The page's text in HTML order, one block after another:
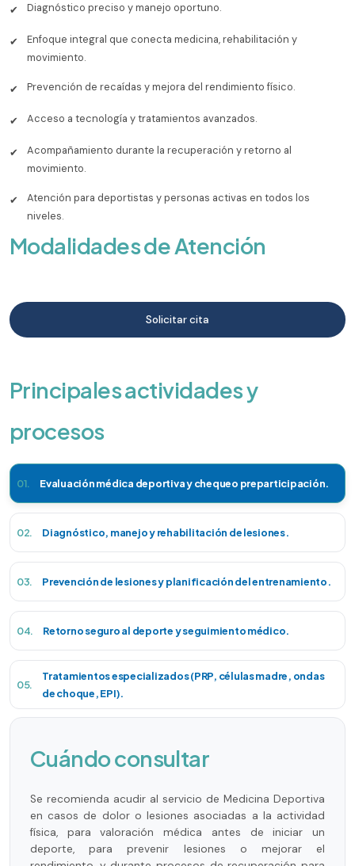
✔ Diagnóstico preciso y manejo oportuno.
✔
Enfoque integral que conecta medicina, rehabilitación y
movimiento.
✔ Prevención de recaídas y mejora del rendimiento físico.
✔ Acceso a tecnología y tratamientos avanzados.
✔
Acompañamiento durante la recuperación y retorno al
movimiento.
✔
Atención para deportistas y personas activas en todos los
niveles.
Modalidades de Atención
Solicitar cita
Principales actividades y
procesos
01. Evaluación médica deportiva y chequeo preparticipación.
02. Diagnóstico, manejo y rehabilitación de lesiones.
03. Prevención de lesiones y planificación del entrenamiento.
04. Retorno seguro al deporte y seguimiento médico.
05.
Tratamientos especializados (PRP, células madre, ondas
de choque, EPI).
Cuándo consultar
Se recomienda acudir al servicio de Medicina Deportiva
en casos de dolor o lesiones asociadas a la actividad
física, para valoración médica antes de iniciar un
deporte, para prevenir lesiones o mejorar el